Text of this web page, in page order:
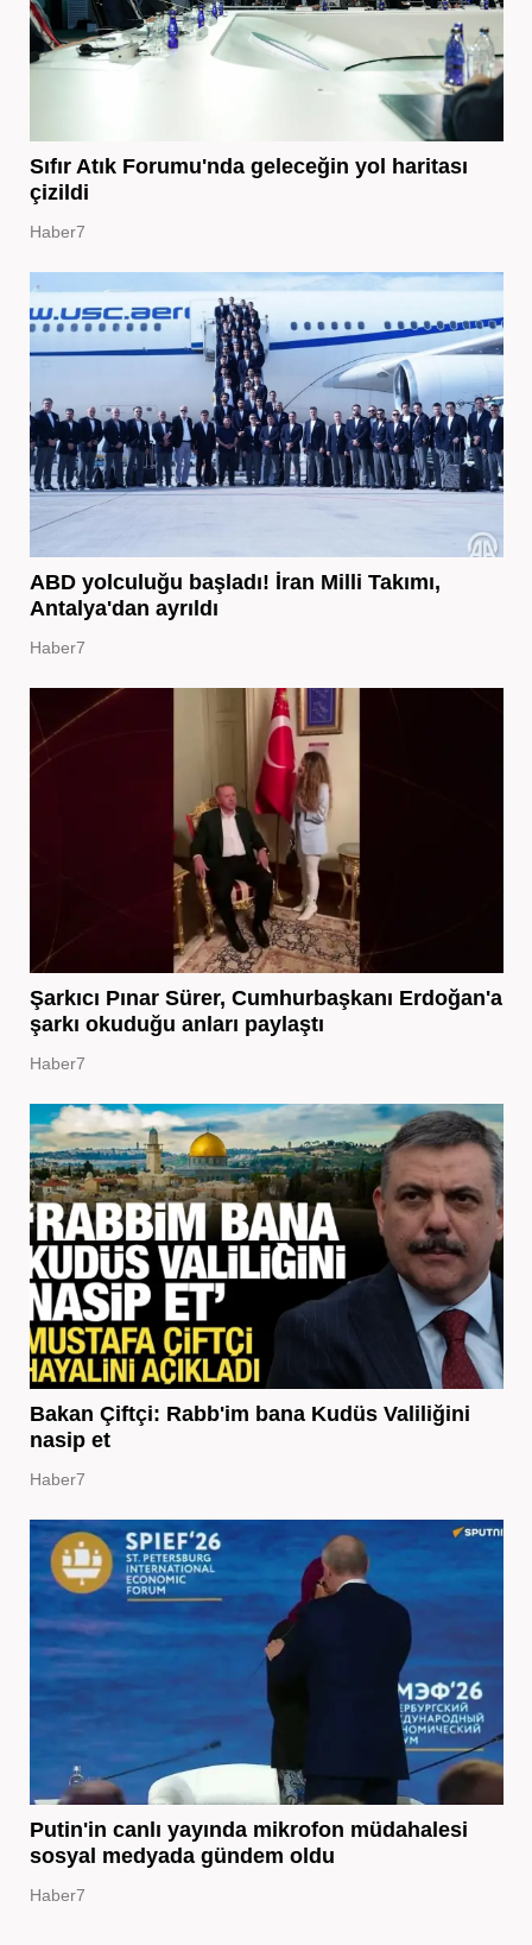
Sıfır Atık Forumu'nda geleceğin yol haritası
çizildi
Haber7
ABD yolculuğu başladı! İran Milli Takımı,
Antalya'dan ayrıldı
Haber7
Şarkıcı Pınar Sürer, Cumhurbaşkanı Erdoğan'a
şarkı okuduğu anları paylaştı
Haber7
Bakan Çiftçi: Rabb'im bana Kudüs Valiliğini
nasip et
Haber7
Putin'in canlı yayında mikrofon müdahalesi
sosyal medyada gündem oldu
Haber7